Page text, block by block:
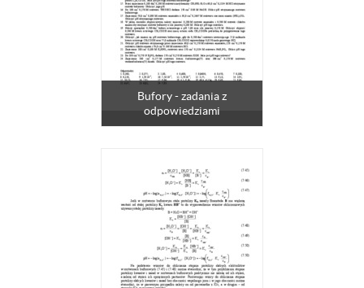
Bufory - zadania z
odpowiedziami